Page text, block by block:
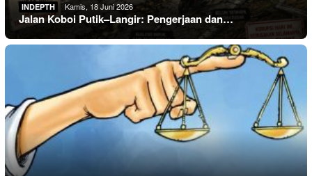
INDEPTH Kamis, 18 Juni 2026
Jalan Koboi Putik–Langir: Pengerjaan dan…